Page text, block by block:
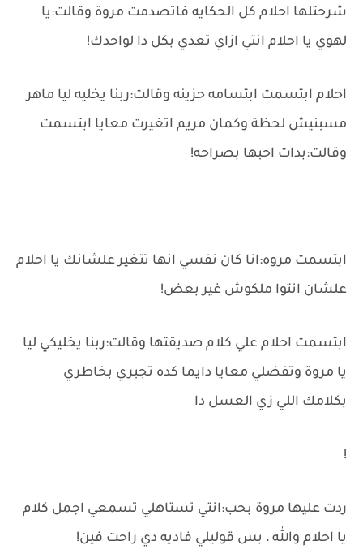
شرحتلها احلام كل الحكايه فاتصدمت مروة وقالت:يا
لهوي يا احلام انتي ازاي تعدي بكل دا لواحدك!
احلام ابتسمت ابتسامه حزينه وقالت:ربنا يخليه ليا ماهر
مسبنيش لحظة وكمان مريم اتغيرت معايا ابتسمت
وقالت:بدات احبها بصراحه!
ابتسمت مروه:انا كان نفسي انها تتغير علشانك يا احلام
علشان انتوا ملكوش غير بعض!
ابتسمت احلام علي كلام صديقتها وقالت:ربنا يخليكي ليا
يا مروة وتفضلي معايا دايما كده تجبري بخاطري
بكلامك اللي زي العسل دا
!
ردت عليها مروة بحب:انتي تستاهلي تسمعي اجمل كلام
يا احلام والله ، بس قوليلي فاديه دي راحت فين!